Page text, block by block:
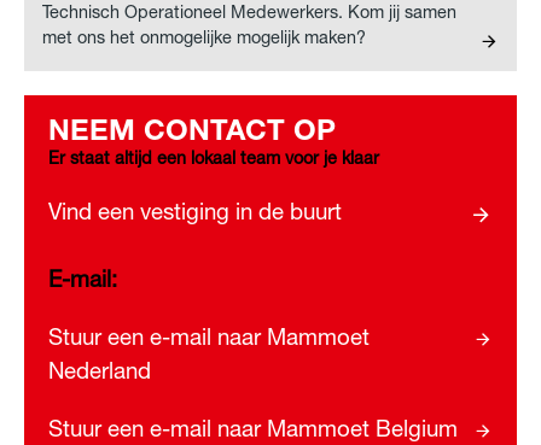
Technisch Operationeel Medewerkers. Kom jij samen
met ons het onmogelijke mogelijk maken?
NEEM CONTACT OP
Er staat altijd een lokaal team voor je klaar
Vind een vestiging in de buurt
E-mail:
Stuur een e-mail naar Mammoet
Nederland
Stuur een e-mail naar Mammoet Belgium